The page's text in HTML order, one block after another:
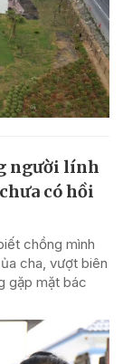
người lính
có hồi
chồng mình
cha, vượt biên
gặp mặt bác